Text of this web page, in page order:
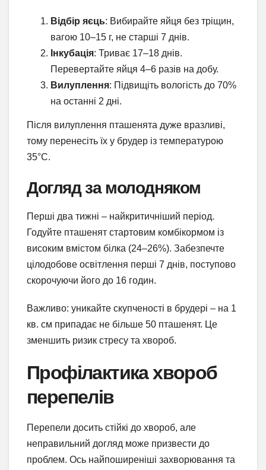
Відбір яєць: Вибирайте яйця без тріщин,
вагою 10–15 г, не старші 7 днів.
Інкубація: Триває 17–18 днів.
Перевертайте яйця 4–6 разів на добу.
Вилуплення: Підвищіть вологість до 70%
на останні 2 дні.
Після вилуплення пташенята дуже вразливі,
тому перенесіть їх у брудер із температурою
35°C.
Догляд за молодняком
Перші два тижні – найкритичніший період.
Годуйте пташенят стартовим комбікормом із
високим вмістом білка (24–26%). Забезпечте
цілодобове освітлення перші 7 днів, поступово
скорочуючи його до 16 годин.
Важливо: уникайте скупченості в брудері – на 1
кв. см припадає не більше 50 пташенят. Це
зменшить ризик стресу та хвороб.
Профілактика хвороб
перепелів
Перепели досить стійкі до хвороб, але
неправильний догляд може призвести до
проблем. Ось найпоширеніші захворювання та